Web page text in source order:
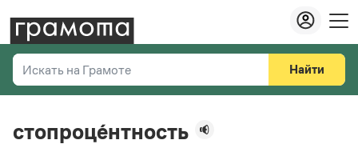
Искать на Грамоте
Справочная служба
Найти
стопроце́нтность